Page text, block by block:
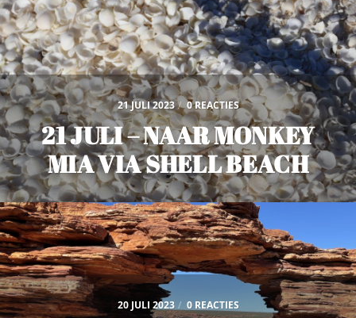
21 JULI 2023 / 0 REACTIES
21 JULI – NAAR MONKEY
MIA VIA SHELL BEACH
20 JULI 2023 / 0 REACTIES